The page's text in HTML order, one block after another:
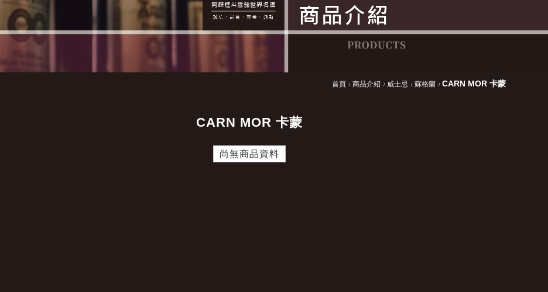
首頁 商品介紹 威士忌 蘇格蘭 CARN MOR 卡蒙
CARN MOR 卡蒙
尚無商品資料